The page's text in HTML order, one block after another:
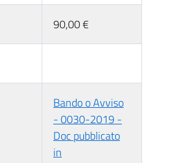
90,00 €
Bando o Avviso
- 0030-2019 -
Doc pubblicato
in